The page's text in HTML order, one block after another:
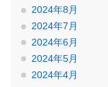
2024年8月
2024年7月
2024年6月
2024年5月
2024年4月